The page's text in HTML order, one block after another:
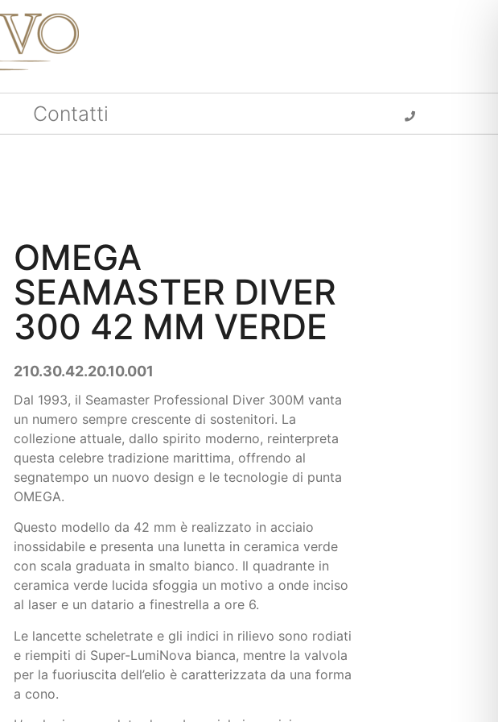
Contatti
OMEGA
SEAMASTER DIVER
300 42 MM VERDE
210.30.42.20.10.001
Dal 1993, il Seamaster Professional Diver 300M vanta
un numero sempre crescente di sostenitori. La
collezione attuale, dallo spirito moderno, reinterpreta
questa celebre tradizione marittima, offrendo al
segnatempo un nuovo design e le tecnologie di punta
OMEGA.
Questo modello da 42 mm è realizzato in acciaio
inossidabile e presenta una lunetta in ceramica verde
con scala graduata in smalto bianco. Il quadrante in
ceramica verde lucida sfoggia un motivo a onde inciso
al laser e un datario a finestrella a ore 6.
Le lancette scheletrate e gli indici in rilievo sono rodiati
e riempiti di Super-LumiNova bianca, mentre la valvola
per la fuoriuscita dell’elio è caratterizzata da una forma
a cono.